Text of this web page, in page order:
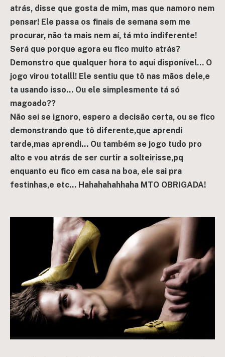
atrás, disse que gosta de mim, mas que namoro nem
pensar! Ele passa os finais de semana sem me
procurar, não ta mais nem aí, tá mto indiferente!
Será que porque agora eu fico muito atrás?
Demonstro que qualquer hora to aqui disponível… O
jogo virou totalll! Ele sentiu que tô nas mãos dele,e
ta usando isso… Ou ele simplesmente tá só
magoado??
Não sei se ignoro, espero a decisão certa, ou se fico
demonstrando que tô diferente,que aprendi
tarde,mas aprendi… Ou também se jogo tudo pro
alto e vou atrás de ser curtir a solteirisse,pq
enquanto eu fico em casa na boa, ele sai pra
festinhas,e etc… Hahahahahhaha MTO OBRIGADA!